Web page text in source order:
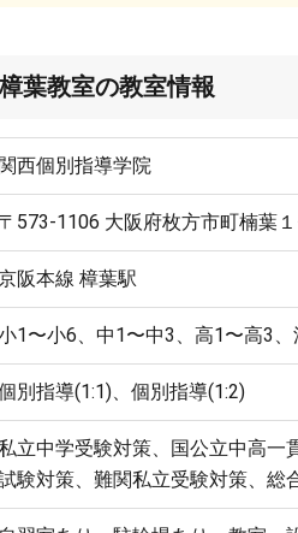
葉教室の教室情報
西個別指導学院
〒573-1106 大阪府枚方市町楠葉
阪本線 樟葉駅
1〜小6、中1〜中3、高1〜高3、
別指導(1:1)、個別指導(1:2)
立中学受験対策、国公立中高一
験対策、難関私立受験対策、総